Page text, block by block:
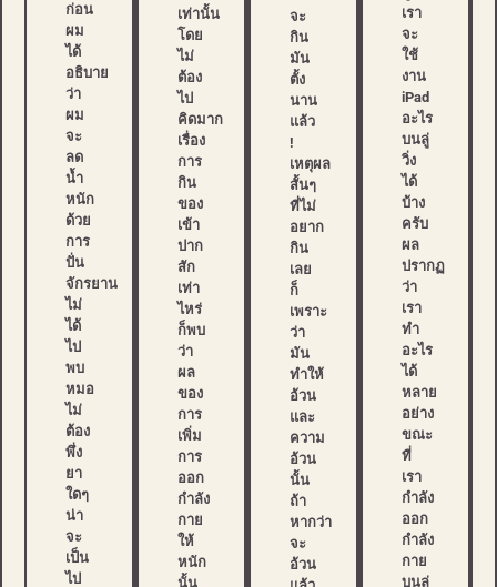
ก่อน
ผม
ได้
อธิบาย
ว่า
ผม
จะ
ลด
น้ำ
หนัก
ด้วย
การ
ปั่น
จักรยาน
ไม่
ได้
ไป
พบ
หมอ
ไม่
ต้อง
พึ่ง
ยา
ใดๆ
น่า
จะ
เป็น
ไป
เท่านั้น
โดย
ไม่
ต้อง
ไป
คิดมาก
เรื่อง
การ
กิน
ของ
เข้า
ปาก
สัก
เท่า
ไหร่
ก็พบ
ว่า
ผล
ของ
การ
เพิ่ม
การ
ออก
กำลัง
กาย
ให้
หนัก
นั้น
จะ
กิน
มัน
ตั้ง
นาน
แล้ว
!
เหตุผล
สั้นๆ
ที่ไม่
อยาก
กิน
เลย
ก็
เพราะ
ว่า
มัน
ทำให้
อ้วน
และ
ความ
อ้วน
นั้น
ถ้า
หากว่า
จะ
อ้วน
เรา
จะ
ใช้
งาน
iPad
อะไร
บนลู่
วิ่ง
ได้
บ้าง
ครับ
ผล
ปรากฏ
ว่า
เรา
ทำ
อะไร
ได้
หลาย
อย่าง
ขณะ
ที่
เรา
กำลัง
ออก
กำลัง
กาย
บนลู่